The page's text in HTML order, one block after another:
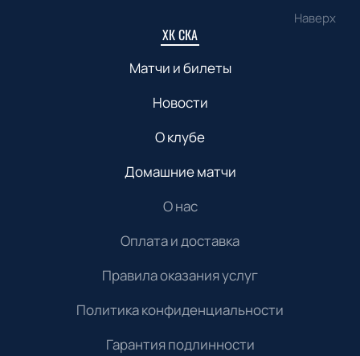
Наверх
ХК СКА
Матчи и билеты
Новости
О клубе
Домашние матчи
О нас
Оплата и доставка
Правила оказания услуг
Политика конфиденциальности
Гарантия подлинности